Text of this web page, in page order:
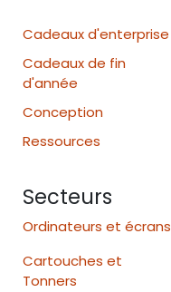
Cadeaux d'enterprise
Cadeaux de fin
d'année
Conception
Ressources
Secteurs
Ordinateurs et écrans
Cartouches et
Tonners